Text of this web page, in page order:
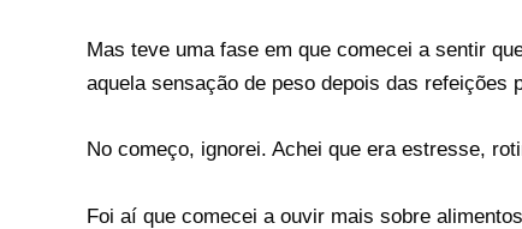
Mas teve uma fase em que comecei a sentir
aquela sensação de peso depois das refeições
No começo, ignorei. Achei que era estresse,
Foi aí que comecei a ouvir mais sobre